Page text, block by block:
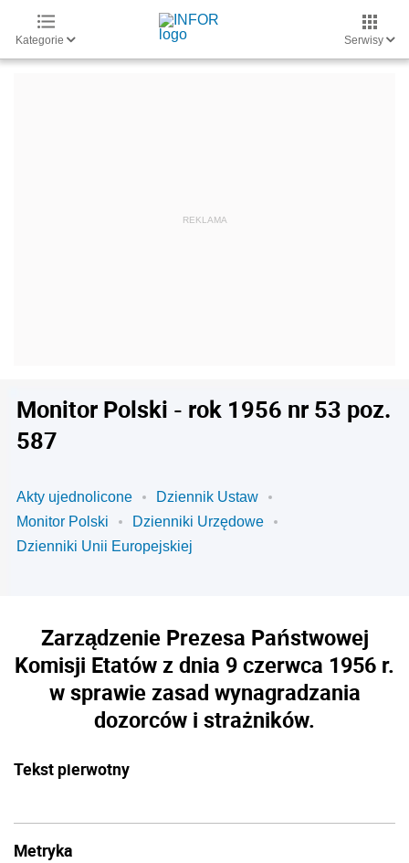
Kategorie Serwisy
Monitor Polski - rok 1956 nr 53 poz.
587
Akty ujednolicone
Dziennik Ustaw
Monitor Polski
Dzienniki Urzędowe
Dzienniki Unii Europejskiej
Zarządzenie Prezesa Państwowej
Komisji Etatów z dnia 9 czerwca 1956 r.
w sprawie zasad wynagradzania
dozorców i strażników.
Tekst pierwotny
Metryka